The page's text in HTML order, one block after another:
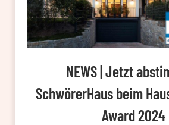
NEWS | Jetzt
SchwörerHaus beim
Award 2024